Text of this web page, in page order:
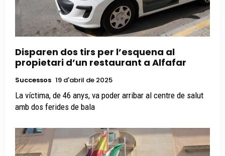
Disparen dos tirs per l’esquena al
propietari d’un restaurant a Alfafar
Successos 19 d'abril de 2025
La víctima, de 46 anys, va poder arribar al centre de salut
amb dos ferides de bala